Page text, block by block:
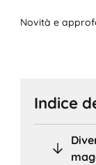
Novità e
Indice